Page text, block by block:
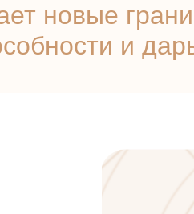
новые
и